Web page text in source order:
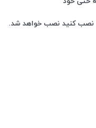
نصب کنید نصب خواهد شد.